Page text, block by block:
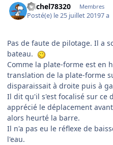
michel78320 Membres
Posté(e) le 25 juillet 20197 a
Pas de faute de pilotage. Il a
bateau.
Comme la plate-forme est en
translation de la plate-forme
disparaissait à droite puis à
Il dit qu'il s'est focalisé sur ce
apprécié le déplacement
alors heurté la barre.
Il n'a pas eu le réflexe de
l'eau.